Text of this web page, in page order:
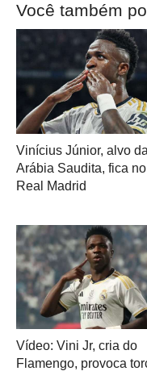
Você também
Vinícius Júnior, alvo da
Arábia Saudita, fica no
Real Madrid
Vídeo: Vini Jr, cria do
Flamengo, provoca